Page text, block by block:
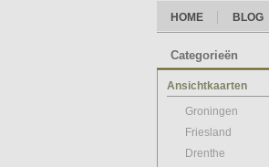
HOME BLOG
Categorieën
Ansichtkaarten
Groningen
Friesland
Drenthe